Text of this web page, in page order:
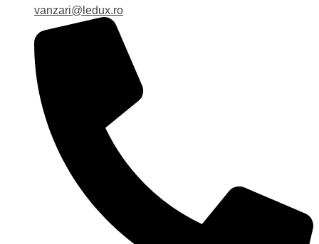
vanzari@ledux.ro